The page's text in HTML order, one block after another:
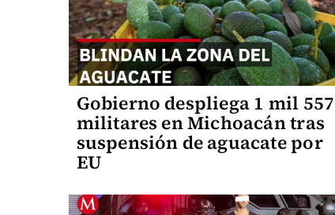
Gobierno despliega 1 mil 557
militares en Michoacán tras
suspensión de aguacate por
EU